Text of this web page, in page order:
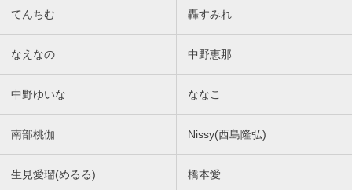
てんちむ 轟すみれ
なえなの 中野恵那
中野ゆいな ななこ
南部桃伽 Nissy(西島隆弘)
生見愛瑠(めるる) 橋本愛